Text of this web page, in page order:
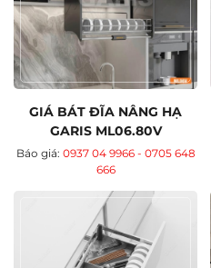
GIÁ BÁT ĐĨA NÂNG HẠ
GARIS ML06.80V
Báo giá: 0937 04 9966 - 0705 648
666